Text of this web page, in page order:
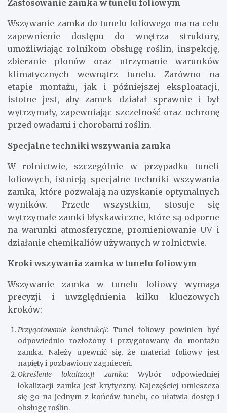
Zastosowanie zamka w tunelu foliowym
Wszywanie zamka do tunelu foliowego ma na celu
zapewnienie dostępu do wnętrza struktury,
umożliwiając rolnikom obsługę roślin, inspekcję,
zbieranie plonów oraz utrzymanie warunków
klimatycznych wewnątrz tunelu. Zarówno na
etapie montażu, jak i późniejszej eksploatacji,
istotne jest, aby zamek działał sprawnie i był
wytrzymały, zapewniając szczelność oraz ochronę
przed owadami i chorobami roślin.
Specjalne techniki wszywania zamka
W rolnictwie, szczególnie w przypadku tuneli
foliowych, istnieją specjalne techniki wszywania
zamka, które pozwalają na uzyskanie optymalnych
wyników. Przede wszystkim, stosuje się
wytrzymałe zamki błyskawiczne, które są odporne
na warunki atmosferyczne, promieniowanie UV i
działanie chemikaliów używanych w rolnictwie.
Kroki wszywania zamka w tunelu foliowym
Wszywanie zamka w tunelu foliowy wymaga
precyzji i uwzględnienia kilku kluczowych
kroków:
Przygotowanie konstrukcji: Tunel foliowy powinien być
odpowiednio rozłożony i przygotowany do montażu
zamka. Należy upewnić się, że materiał foliowy jest
napięty i pozbawiony zagnieceń.
Określenie lokalizacji zamka: Wybór odpowiedniej
lokalizacji zamka jest krytyczny. Najczęściej umieszcza
się go na jednym z końców tunelu, co ułatwia dostęp i
obsługę roślin.